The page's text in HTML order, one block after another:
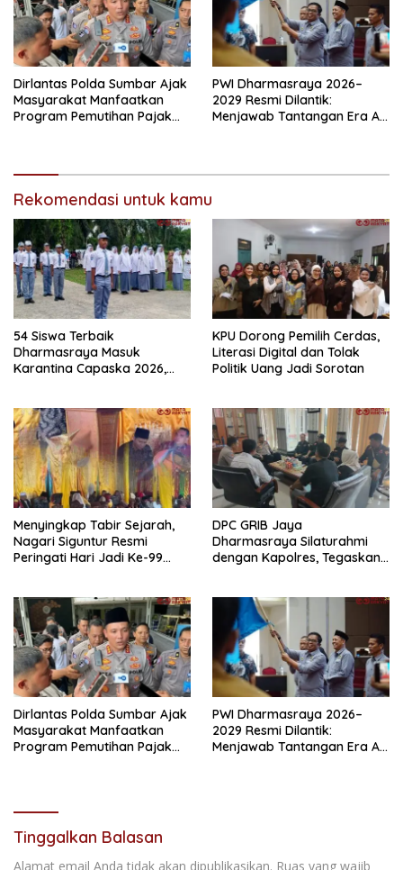
Dirlantas Polda Sumbar Ajak
Masyarakat Manfaatkan
Program Pemutihan Pajak
PWI Dharmasraya 2026–
2029 Resmi Dilantik:
Menjawab Tantangan Era AI
Rekomendasi untuk kamu
54 Siswa Terbaik
Dharmasraya Masuk
Karantina Capaska 2026,
KPU Dorong Pemilih Cerdas,
Literasi Digital dan Tolak
Politik Uang Jadi Sorotan
Menyingkap Tabir Sejarah,
Nagari Siguntur Resmi
Peringati Hari Jadi Ke-99
DPC GRIB Jaya
Dharmasraya Silaturahmi
dengan Kapolres, Tegaskan
Dirlantas Polda Sumbar Ajak
Masyarakat Manfaatkan
Program Pemutihan Pajak
PWI Dharmasraya 2026–
2029 Resmi Dilantik:
Menjawab Tantangan Era AI
Tinggalkan Balasan
Alamat email Anda tidak akan dipublikasikan. Ruas yang wajib